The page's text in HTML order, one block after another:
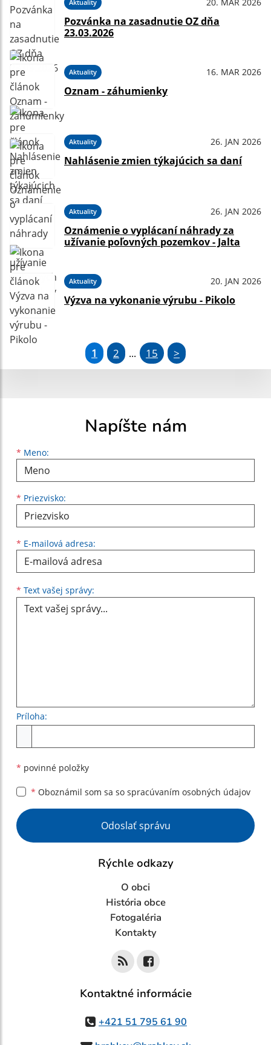
Aktuality
Pozvánka na zasadnutie OZ dňa
23.03.2026
Aktuality 16. MAR 2026
Oznam - záhumienky
Aktuality 26. JAN 2026
Nahlásenie zmien týkajúcich sa daní
Aktuality 26. JAN 2026
Oznámenie o vyplácaní náhrady za
užívanie poľovných pozemkov - Jalta
Aktuality 20. JAN 2026
Výzva na vykonanie výrubu - Pikolo
1 2 ... 15 >
Napíšte nám
* Meno:
Meno
* Priezvisko:
Priezvisko
* E-mailová adresa:
E-mailová adresa
* Text vašej správy:
Príloha:
* povinné položky
* Oboznámil som sa so spracúvaním osobných údajov
Google reCaptcha Response
Odoslať správu
Rýchle odkazy
O obci
História obce
Fotogaléria
Kontakty
Kontaktné informácie
+421 51 795 61 90